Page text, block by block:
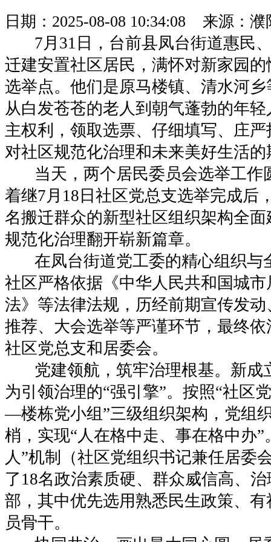
日期：2025-08-08 10:34:08 来源：
7月31日，台前县凤台街道惠民
迁建安置社区居民，满怀对新家园
选举点。他们是原马楼镇、清水河
从白发苍苍的老人到朝气蓬勃的年
主权利，领取选票、仔细填写、庄
对社区规范化治理和未来美好生活的
当天，两个居民委员会选举工作
着继7月18日社区党总支选举完成后
名搬迁群众的新型社区组织架构全
规范化治理翻开崭新篇章。
在凤台街道党工委的精心组织与
社区严格依据《中华人民共和国城
法》等法律法规，历经前期宣传发
推荐、大会选举等严谨环节，最终
社区党总支和居委会。
党建领航，筑牢治理根基。新成
为引领治理的“强引擎”。按照“社区
—楼栋党小组”三级组织架构，党组
梢，实现“人在格中走、事在格中办”
人”机制（社区党组织书记兼任居委
了18名政治素质硬、群众威信高、
部，其中优先选用熟悉民生政策、
员骨干。